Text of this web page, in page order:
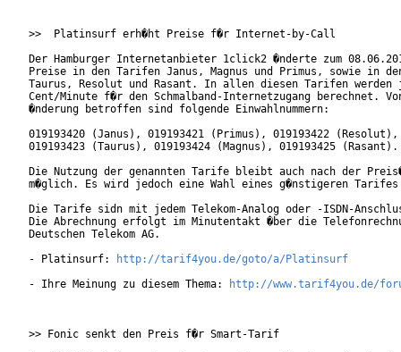
>>  Platinsurf erh�ht Preise f�r Internet-by-Call
Der Hamburger Internetanbieter 1click2 �nderte zum
Preise in den Tarifen Janus, Magnus und Primus, sowie in
Taurus, Resolut und Rasant. In allen diesen Tarifen
Cent/Minute f�r den Schmalband-Internetzugang berechnet.
�nderung betroffen sind folgende Einwahlnummern:
019193420 (Janus), 019193421 (Primus), 019193422 (Resolut),
019193423 (Taurus), 019193424 (Magnus), 019193425 (Rasant).
Die Nutzung der genannten Tarife bleibt auch nach der
m�glich. Es wird jedoch eine Wahl eines g�nstigeren Tarifes
Die Tarife sidn mit jedem Telekom-Analog oder -ISDN-
Die Abrechnung erfolgt im Minutentakt �ber die
Deutschen Telekom AG.
- Platinsurf:
http://tarif4you.de/goto/a/Platinsurf
- Ihre Meinung zu diesem Thema:
http://www.tarif4you.de/
>> Fonic senkt den Preis f�r Smart-Tarif